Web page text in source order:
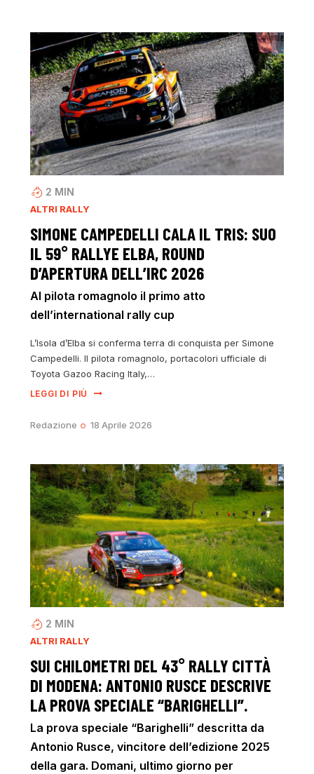
2 MIN
ALTRI RALLY
SIMONE CAMPEDELLI CALA IL TRIS: SUO
IL 59° RALLYE ELBA, ROUND
D’APERTURA DELL’IRC 2026
Al pilota romagnolo il primo atto
dell’international rally cup
L’Isola d’Elba si conferma terra di conquista per Simone
Campedelli. Il pilota romagnolo, portacolori ufficiale di
Toyota Gazoo Racing Italy,…
LEGGI DI PIÙ
Redazione 18 Aprile 2026
2 MIN
ALTRI RALLY
SUI CHILOMETRI DEL 43° RALLY CITTÀ
DI MODENA: ANTONIO RUSCE DESCRIVE
LA PROVA SPECIALE “BARIGHELLI”.
La prova speciale “Barighelli” descritta da
Antonio Rusce, vincitore dell’edizione 2025
della gara. Domani, ultimo giorno per